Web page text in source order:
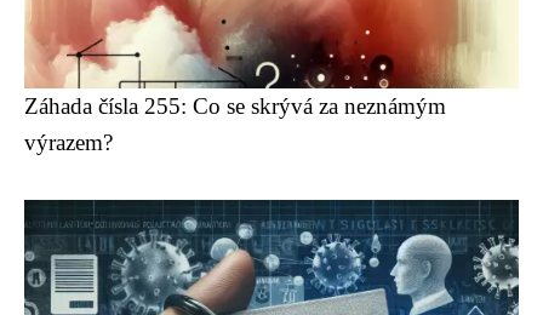
Záhada čísla 255: Co se skrývá za neznámým
výrazem?